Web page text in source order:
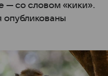
— со словом «кики».
опубликованы